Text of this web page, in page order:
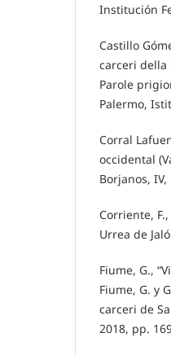
Institución
Castillo
carceri della
Parole
Palermo,
Corral
occidental
Borjanos,
Corriente,
Urrea de
Fiume, G.,
Fiume, G. y
carceri de
2018, pp.